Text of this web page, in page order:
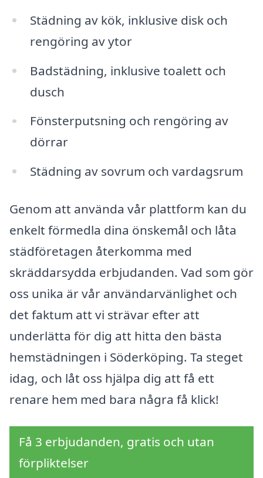
Städning av kök, inklusive disk och
rengöring av ytor
Badstädning, inklusive toalett och
dusch
Fönsterputsning och rengöring av
dörrar
Städning av sovrum och vardagsrum
Genom att använda vår plattform kan du
enkelt förmedla dina önskemål och låta
städföretagen återkomma med
skräddarsydda erbjudanden. Vad som gör
oss unika är vår användarvänlighet och
det faktum att vi strävar efter att
underlätta för dig att hitta den bästa
hemstädningen i Söderköping. Ta steget
idag, och låt oss hjälpa dig att få ett
renare hem med bara några få klick!
Få 3 erbjudanden, gratis och utan
förpliktelser